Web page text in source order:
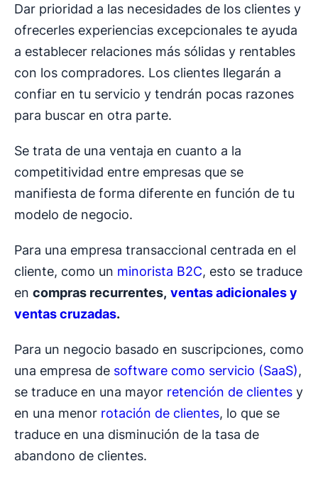
Dar prioridad a las necesidades de los clientes y
ofrecerles experiencias excepcionales te ayuda
a establecer relaciones más sólidas y rentables
con los compradores. Los clientes llegarán a
confiar en tu servicio y tendrán pocas razones
para buscar en otra parte.
Se trata de una ventaja en cuanto a la
competitividad entre empresas que se
manifiesta de forma diferente en función de tu
modelo de negocio.
Para una empresa transaccional centrada en el
cliente, como un minorista B2C, esto se traduce
en compras recurrentes, ventas adicionales y
ventas cruzadas.
Para un negocio basado en suscripciones, como
una empresa de software como servicio (SaaS),
se traduce en una mayor retención de clientes y
en una menor rotación de clientes, lo que se
traduce en una disminución de la tasa de
abandono de clientes.